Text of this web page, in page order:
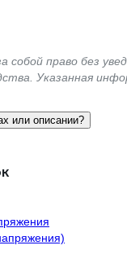
собой право без
Указанная
или описании?